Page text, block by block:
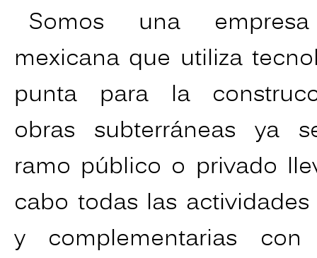
Somos una
mexicana que utiliza
punta para la
obras subterráneas ya
ramo público o privado
cabo todas las
y complementarias con